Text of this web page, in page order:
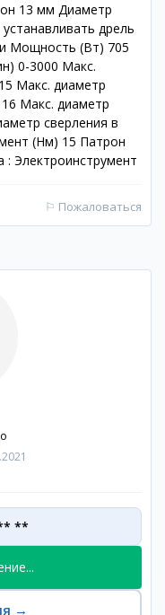
13 мм Диаметр
дрель
Мощность (Вт) 705
0-3000 Макс.
Макс. диаметр
Макс. диаметр
сверления в
(Нм) 15 Патрон
: Электроинструмент
⚐ Пожаловаться
**
→